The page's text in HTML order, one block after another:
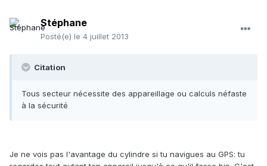
Stéphane
Posté(e) le 4 juillet 2013
Citation
Tous secteur nécessite des appareillage ou calculs néfaste
à la sécurité
Je ne vois pas l'avantage du cylindre si tu navigues au GPS: tu